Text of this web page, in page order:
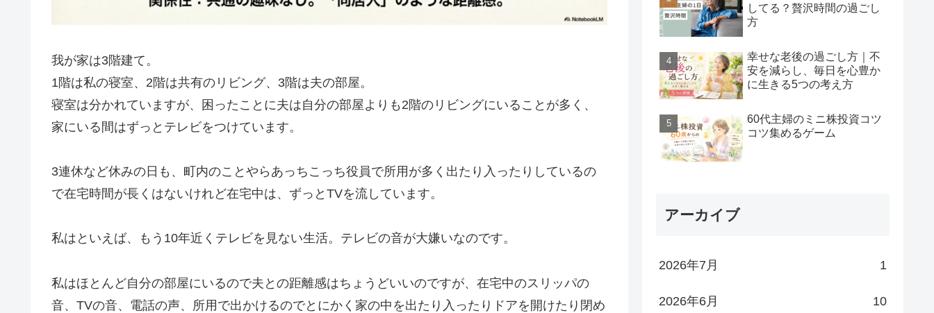
我が家は3階建て。
1階は私の寝室、2階は共有のリビング、3階は夫の部屋。
寝室は分かれていますが、困ったことに夫は自分の部屋よりも2階のリビングにいることが多く、
家にいる間はずっとテレビをつけています。
3連休など休みの日も、町内のことやらあっちこっち役員で所用が多く出たり入ったりしているの
で在宅時間が長くはないけれど在宅中は、ずっとTVを流しています。
私はといえば、もう10年近くテレビを見ない生活。テレビの音が大嫌いなのです。
私はほとんど自分の部屋にいるので夫との距離感はちょうどいいのですが、在宅中のスリッパの
音、TVの音、電話の声、所用で出かけるのでとにかく家の中を出たり入ったりドアを開けたり閉め
してる？贅沢時間の過ごし
方
幸せな老後の過ごし方｜不
安を減らし、毎日を心豊か
に生きる5つの考え方
60代主婦のミニ株投資コツ
コツ集めるゲーム
アーカイブ
2026年7月 1
2026年6月 10